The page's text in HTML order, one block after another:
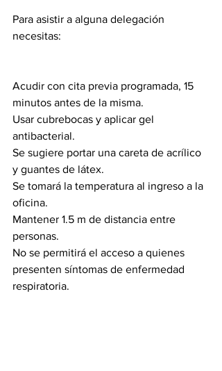
Para asistir a alguna delegación
necesitas:
Acudir con cita previa programada, 15
minutos antes de la misma.
Usar cubrebocas y aplicar gel
antibacterial.
Se sugiere portar una careta de acrílico
y guantes de látex.
Se tomará la temperatura al ingreso a la
oficina.
Mantener 1.5 m de distancia entre
personas.
No se permitirá el acceso a quienes
presenten síntomas de enfermedad
respiratoria.